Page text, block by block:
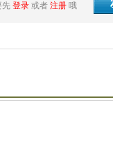
先 登录 或者 注册 哦